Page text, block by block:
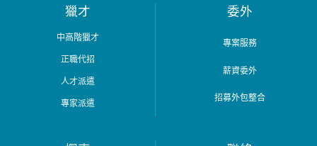
獵才
中高階獵才
正職代招
人才派遣
專家派遣
委外
專案服務
薪資委外
招募外包整合